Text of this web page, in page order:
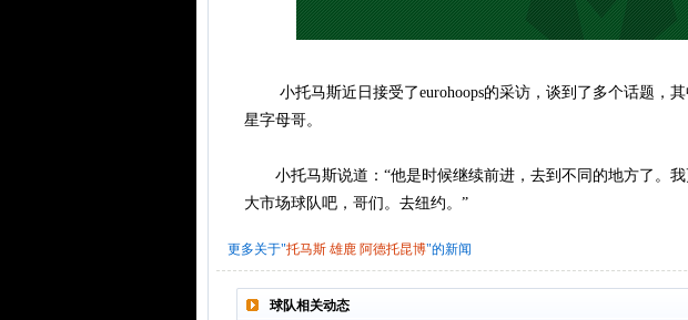
小托马斯近日接受了eurohoops的采访，谈到了多个话题，其
星字母哥。
小托马斯说道：“他是时候继续前进，去到不同的地方了。我
大市场球队吧，哥们。去纽约。”
更多关于"托马斯 雄鹿 阿德托昆博"的新闻
球队相关动态